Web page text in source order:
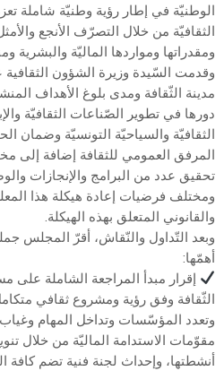
الوطنيّة في إطار رؤية وطنيّة شاملة
الثقافيّة من خلال التصرّف الأنجع
ومقدراتها ومواردها الماليّة والبشرية
وقدمت السّيدة وزيرة الشؤون
مدينة الثّقافة ومدى بلوغ الأهداف
دورها في تطوير الصّناعات الثقافيّة
الثقافيّة والسياحيّة التونسيّة وضمان
المرفق العمومي للثقافة إضافة إلى
تحقيق عدد من البرامج والإنجازات
ومختلف فرضيات إعادة هيكلة هذا
والقانوني المتعلق بهذه الهيكلة.
وبعد التّداول والنّقاش، أقرّ المجلس
أهمّها:
إقرار مبدأ المراجعة الشاملة
الثّقافة وفق رؤية ومشروع ثقافي
وتعدد المؤسّسات وتداخل المهام
مقوّمات الاستدامة الماليّة من خلال
أنشطتها، وإحداث لجنة فنية تضم كافة